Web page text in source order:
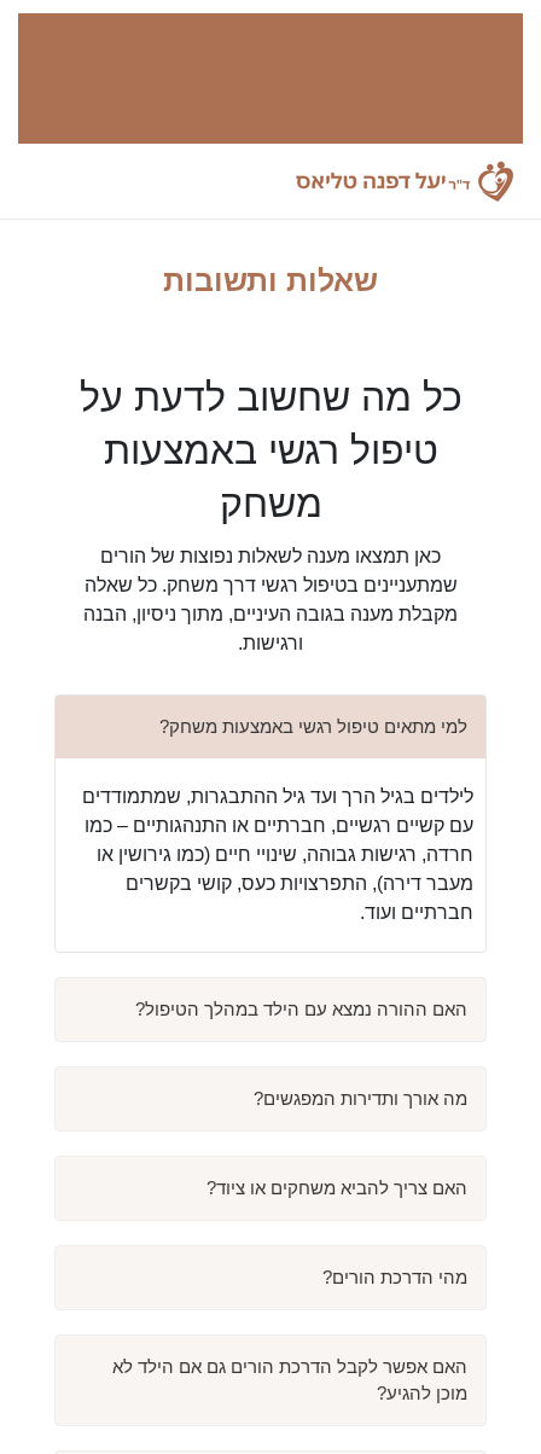
שאלות ותשובות
כל מה שחשוב לדעת על
טיפול רגשי באמצעות
משחק
כאן תמצאו מענה לשאלות נפוצות של הורים
שמתעניינים בטיפול רגשי דרך משחק. כל שאלה
מקבלת מענה בגובה העיניים, מתוך ניסיון, הבנה
ורגישות.
למי מתאים טיפול רגשי באמצעות משחק?
לילדים בגיל הרך ועד גיל ההתבגרות, שמתמודדים
עם קשיים רגשיים, חברתיים או התנהגותיים – כמו
חרדה, רגישות גבוהה, שינויי חיים (כמו גירושין או
מעבר דירה), התפרצויות כעס, קושי בקשרים
חברתיים ועוד.
האם ההורה נמצא עם הילד במהלך הטיפול?
מה אורך ותדירות המפגשים?
האם צריך להביא משחקים או ציוד?
מהי הדרכת הורים?
האם אפשר לקבל הדרכת הורים גם אם הילד לא
מוכן להגיע?